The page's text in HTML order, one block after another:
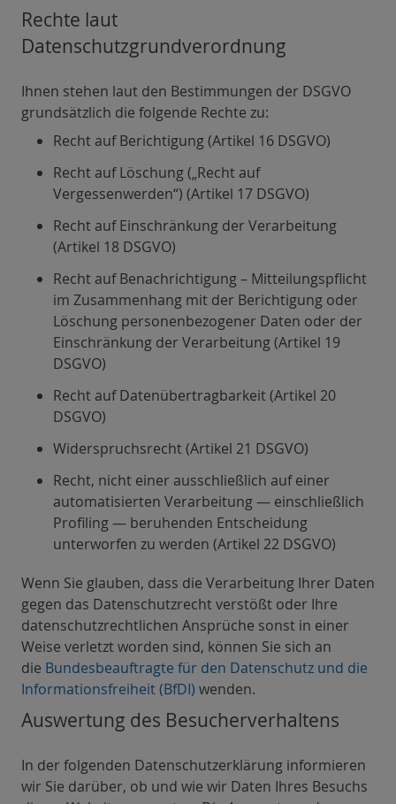
Rechte laut
Datenschutzgrundverordnung
Ihnen stehen laut den Bestimmungen der DSGVO
grundsätzlich die folgende Rechte zu:
Recht auf Berichtigung (Artikel 16 DSGVO)
Recht auf Löschung („Recht auf
Vergessenwerden“) (Artikel 17 DSGVO)
Recht auf Einschränkung der Verarbeitung
(Artikel 18 DSGVO)
Recht auf Benachrichtigung – Mitteilungspflicht
im Zusammenhang mit der Berichtigung oder
Löschung personenbezogener Daten oder der
Einschränkung der Verarbeitung (Artikel 19
DSGVO)
Recht auf Datenübertragbarkeit (Artikel 20
DSGVO)
Widerspruchsrecht (Artikel 21 DSGVO)
Recht, nicht einer ausschließlich auf einer
automatisierten Verarbeitung — einschließlich
Profiling — beruhenden Entscheidung
unterworfen zu werden (Artikel 22 DSGVO)
Wenn Sie glauben, dass die Verarbeitung Ihrer Daten
gegen das Datenschutzrecht verstößt oder Ihre
datenschutzrechtlichen Ansprüche sonst in einer
Weise verletzt worden sind, können Sie sich an
die Bundesbeauftragte für den Datenschutz und die
Informationsfreiheit (BfDI) wenden.
Auswertung des Besucherverhaltens
In der folgenden Datenschutzerklärung informieren
wir Sie darüber, ob und wie wir Daten Ihres Besuchs